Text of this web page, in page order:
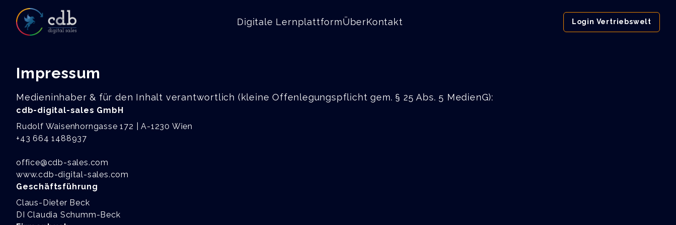
Digitale LernplattformÜberKontakt Login Vertriebswelt
Impressum
Medieninhaber & für den Inhalt verantwortlich (kleine Offenlegungspflicht gem. § 25 Abs. 5 MedienG):
cdb-digital-sales GmbH
Rudolf Waisenhorngasse 172 | A-1230 Wien
+43 664 1488937
office@cdb-sales.com
www.cdb-digital-sales.com
Geschäftsführung
Claus-Dieter Beck
DI Claudia Schumm-Beck